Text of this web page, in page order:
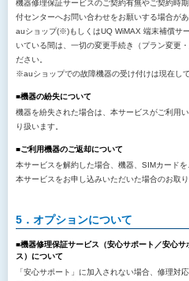
機器修理保証サービスのご契約有無やご契約時
付センターへお問い合わせをお願いする場合があ
auショップ(※)もしくはUQ WiMAX 端末補償サ
いている間は、一切の変更手続き（プラン変更
ださい。
※auショップでの故障機器の受け付けは現在して
■機器の紛失について
機器を紛失された場合は、本サービスがご利用
り扱います。
■ご利用機器のご返却について
本サービスを解約した場合、機器、SIMカード
本サービスをお申し込みいただいた場合のお取
5．オプションについて
■機器修理保証サービス（安心サポート／安心
ス）について
「安心サポート」に加入されない場合、修理対